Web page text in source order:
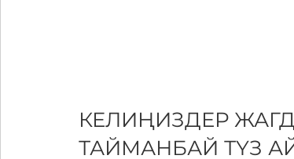
КЕЛИҢИЗДЕР
ТАЙМАНБАЙ ТҮЗ